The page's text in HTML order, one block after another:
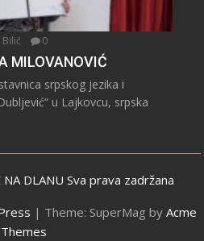
Bilić 0
MILOVANOVIĆ
srpskog jezika i
u Lajkovcu, srpska
DLANU Sva prava zadržana
| Theme: SuperMag by Acme
Themes